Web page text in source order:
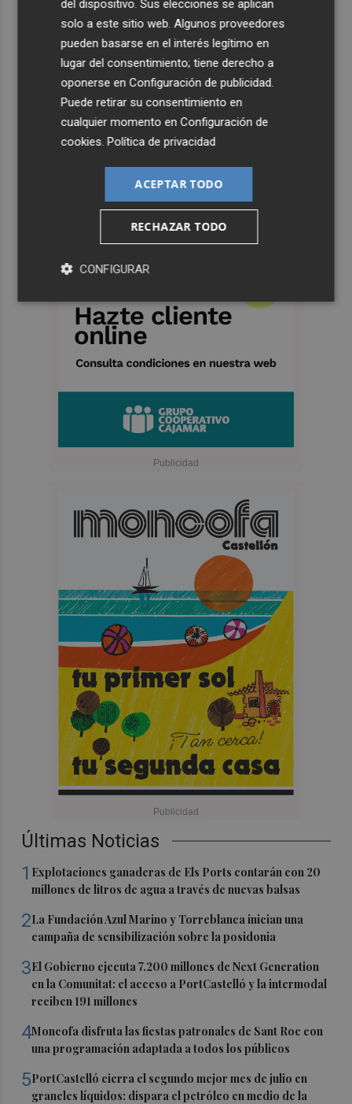
Últimas Noticias
1 Explotaciones ganaderas de Els Ports contarán con 20
millones de litros de agua a través de nuevas balsas
2La Fundación Azul Marino y Torreblanca inician una
campaña de sensibilización sobre la posidonia
3El Gobierno ejecuta 7.200 millones de Next Generation
en la Comunitat: el acceso a PortCastelló y la intermodal
reciben 191 millones
4Moncofa disfruta las fiestas patronales de Sant Roc con
una programación adaptada a todos los públicos
5PortCastelló cierra el segundo mejor mes de julio en
graneles líquidos: dispara el petróleo en medio de la
del dispositivo. Sus elecciones se aplican
solo a este sitio web. Algunos proveedores
pueden basarse en el interés legítimo en
lugar del consentimiento; tiene derecho a
oponerse enConfiguración de publicidad
Puede retirar su consentimiento en
cualquier momento enConfiguración de
cookies .Política de privacidad
ACEPTAR TODO
RECHAZAR TODO
CONFIGURAR